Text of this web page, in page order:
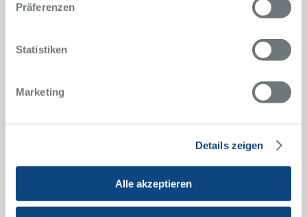
Präferenzen
Statistiken
Marketing
Details zeigen
Alle akzeptieren
Telefon0201 434-41588
Telefon0201 434-41555
Sekretariat
0201 434-2376
innere1@krupp-krankenhaus.de